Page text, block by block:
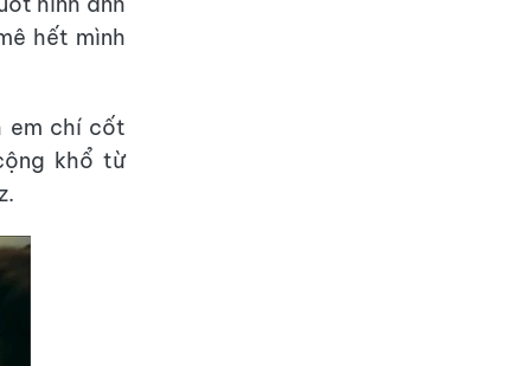
hết mình
em chí cốt
khổ từ